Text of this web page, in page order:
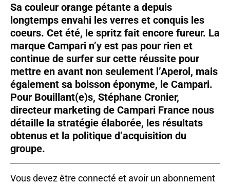
Sa couleur orange pétante a depuis
longtemps envahi les verres et conquis les
coeurs. Cet été, le spritz fait encore fureur. La
marque Campari n’y est pas pour rien et
continue de surfer sur cette réussite pour
mettre en avant non seulement l’Aperol, mais
également sa boisson éponyme, le Campari.
Pour Bouillant(e)s, Stéphane Cronier,
directeur marketing de Campari France nous
détaille la stratégie élaborée, les résultats
obtenus et la politique d’acquisition du
groupe.
Vous devez être connecté et avoir un abonnement